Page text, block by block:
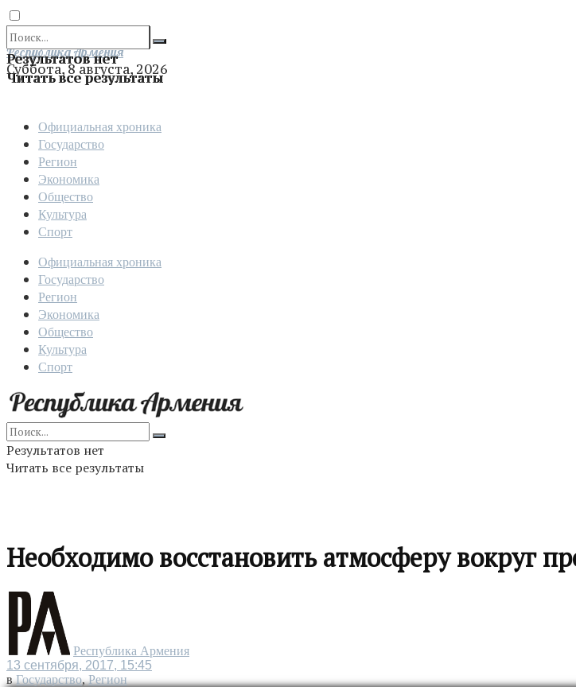
Результатов нет
Читать все результаты
Отправить
Республика Армения
Суббота, 8 августа, 2026
Официальная хроника
Государство
Регион
Экономика
Общество
Культура
Спорт
Официальная хроника
Государство
Регион
Экономика
Общество
Культура
Спорт
Результатов нет
Читать все результаты
Необходимо восстановить атмосферу вокруг
Республика Армения
13 сентября, 2017, 15:45
в Государство,Регион